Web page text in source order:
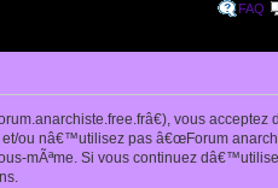
FAQ
vous
ou nâ€™utilisez pas â€œForum
mÃªme. Si vous continuez